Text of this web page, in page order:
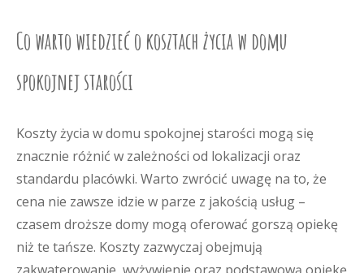
Co warto wiedzieć o kosztach życia w domu
spokojnej starości
Koszty życia w domu spokojnej starości mogą się
znacznie różnić w zależności od lokalizacji oraz
standardu placówki. Warto zwrócić uwagę na to, że
cena nie zawsze idzie w parze z jakością usług –
czasem droższe domy mogą oferować gorszą opiekę
niż te tańsze. Koszty zazwyczaj obejmują